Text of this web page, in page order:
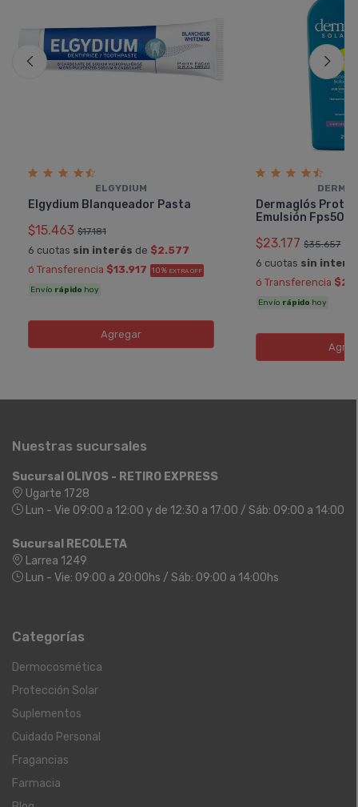
ELGYDIUM
Elgydium Blanqueador Pasta
$15.463 $17.181
6 cuotas sin interés de $2.577
ó Transferencia $13.917 10% EXTRA OFF
Envío rápido hoy
Agregar
Dermaglós
Emulsión Fps50 X
$23.177 $35.657
6 cuotas sin
ó Transferencia
Envío rápido hoy
Nuestras sucursales
Sucursal OLIVOS - RETIRO EXPRESS
Ugarte 1728
Lun - Vie 09:00 a 12:00 y de 12:30 a 17:00 / Sáb: 09:00 a 14:00
Sucursal RECOLETA
Larrea 1249
Lun - Vie: 09:00 a 20:00hs / Sáb: 09:00 a 14:00hs
Categorías
Dermocosmética
Protección Solar
Suplementos
Cuidado Personal
Fragancias
Farmacia